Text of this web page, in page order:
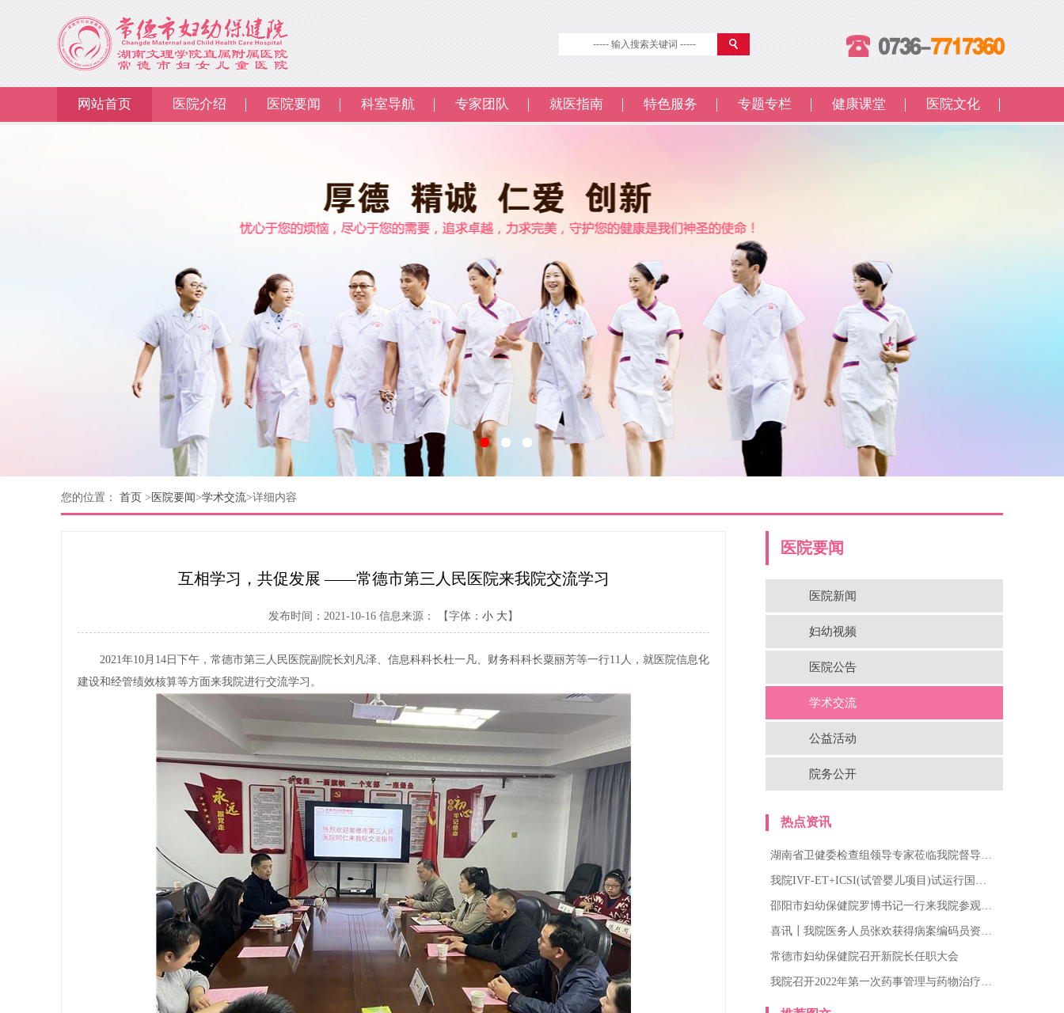
网站首页 医院介绍 医院要闻 科室导航 专家团队 就医指南 特色服务 专题专栏 健康课堂 医院文化
您的位置： 首页 > 医院要闻>学术交流>详细内容
互相学习，共促发展 ——常德市第三人民医院来我院交流学习
发布时间：2021-10-16 信息来源： 【字体： 小 大】
2021年10月14日下午，常德市第三人民医院副院长刘凡泽、信息科科长杜一凡、财务科科长粟丽芳等一行11人，就医院信息化
建设和经管绩效核算等方面来我院进行交流学习。
医院要闻
医院新闻
妇幼视频
医院公告
学术交流
公益活动
院务公开
热点资讯
湖南省卫健委检查组领导专家莅临我院督导…
我院IVF-ET+ICSI(试管婴儿项目)试运行国…
邵阳市妇幼保健院罗博书记一行来我院参观…
喜讯┃我院医务人员张欢获得病案编码员资…
常德市妇幼保健院召开新院长任职大会
我院召开2022年第一次药事管理与药物治疗…